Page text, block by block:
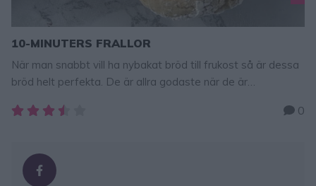
10-MINUTERS FRALLOR
När man snabbt vill ha nybakat bröd till frukost så är dessa
bröd helt perfekta. De är allra godaste när de är
– klicka här! 10-MINUTERS FRALLOR 8 st 5 dl vetemjöl2 tsk
0